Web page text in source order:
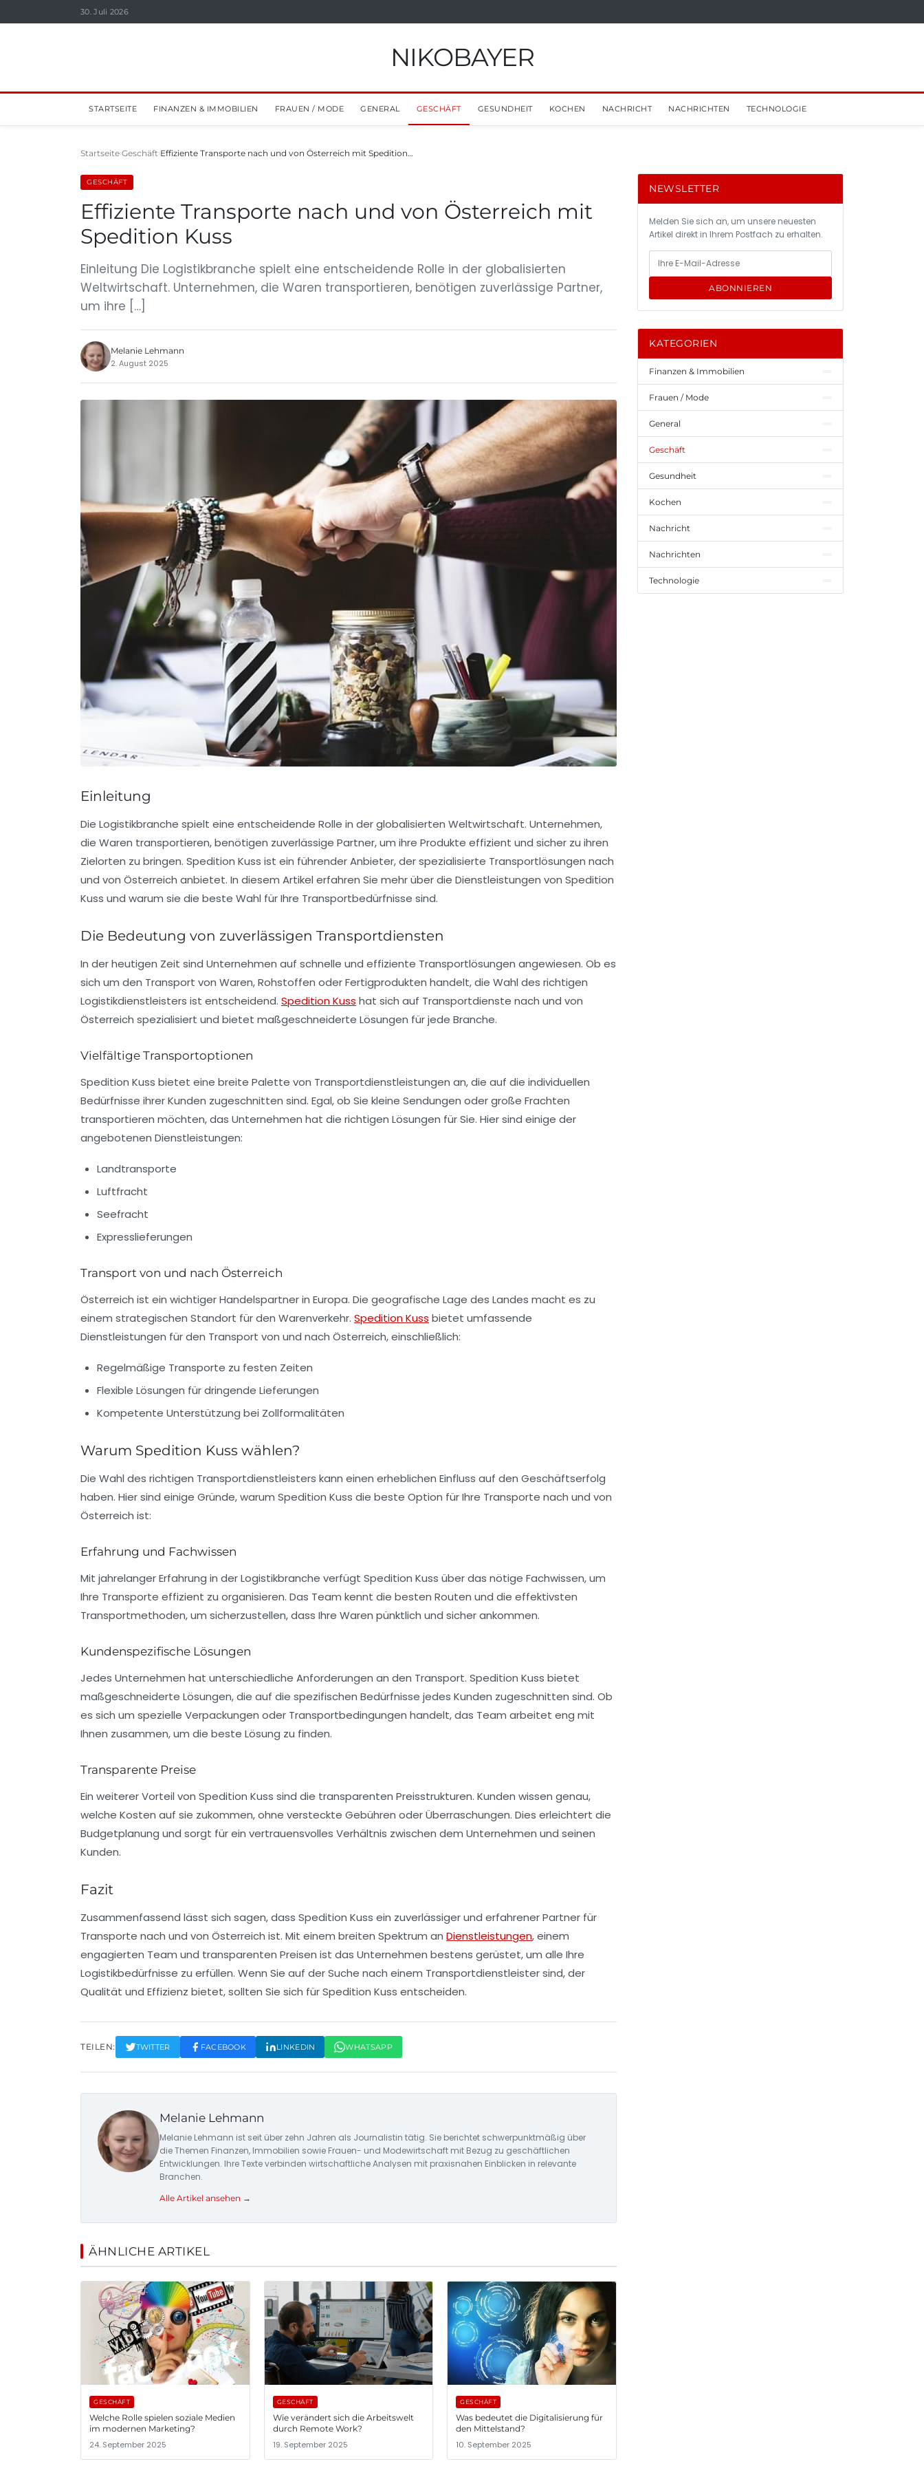
30. Juli 2026
NIKOBAYER
STARTSEITE FINANZEN & IMMOBILIEN FRAUEN / MODE GENERAL GESCHÄFT GESUNDHEIT KOCHEN NACHRICHT NACHRICHTEN TECHNOLOGIE
Startseite Geschäft Effiziente Transporte nach und von Österreich mit Spedition…
GESCHÄFT
Effiziente Transporte nach und von Österreich mit
Spedition Kuss
Einleitung Die Logistikbranche spielt eine entscheidende Rolle in der globalisierten
Weltwirtschaft. Unternehmen, die Waren transportieren, benötigen zuverlässige Partner,
um ihre […]
Melanie Lehmann
2. August 2025
Einleitung
Die Logistikbranche spielt eine entscheidende Rolle in der globalisierten Weltwirtschaft. Unternehmen,
die Waren transportieren, benötigen zuverlässige Partner, um ihre Produkte effizient und sicher zu ihren
Zielorten zu bringen. Spedition Kuss ist ein führender Anbieter, der spezialisierte Transportlösungen nach
und von Österreich anbietet. In diesem Artikel erfahren Sie mehr über die Dienstleistungen von Spedition
Kuss und warum sie die beste Wahl für Ihre Transportbedürfnisse sind.
Die Bedeutung von zuverlässigen Transportdiensten
In der heutigen Zeit sind Unternehmen auf schnelle und effiziente Transportlösungen angewiesen. Ob es
sich um den Transport von Waren, Rohstoffen oder Fertigprodukten handelt, die Wahl des richtigen
Logistikdienstleisters ist entscheidend. Spedition Kuss hat sich auf Transportdienste nach und von
Österreich spezialisiert und bietet maßgeschneiderte Lösungen für jede Branche.
Vielfältige Transportoptionen
Spedition Kuss bietet eine breite Palette von Transportdienstleistungen an, die auf die individuellen
Bedürfnisse ihrer Kunden zugeschnitten sind. Egal, ob Sie kleine Sendungen oder große Frachten
transportieren möchten, das Unternehmen hat die richtigen Lösungen für Sie. Hier sind einige der
angebotenen Dienstleistungen:
Landtransporte
Luftfracht
Seefracht
Expresslieferungen
Transport von und nach Österreich
Österreich ist ein wichtiger Handelspartner in Europa. Die geografische Lage des Landes macht es zu
einem strategischen Standort für den Warenverkehr. Spedition Kuss bietet umfassende
Dienstleistungen für den Transport von und nach Österreich, einschließlich:
Regelmäßige Transporte zu festen Zeiten
Flexible Lösungen für dringende Lieferungen
Kompetente Unterstützung bei Zollformalitäten
Warum Spedition Kuss wählen?
Die Wahl des richtigen Transportdienstleisters kann einen erheblichen Einfluss auf den Geschäftserfolg
haben. Hier sind einige Gründe, warum Spedition Kuss die beste Option für Ihre Transporte nach und von
Österreich ist:
Erfahrung und Fachwissen
Mit jahrelanger Erfahrung in der Logistikbranche verfügt Spedition Kuss über das nötige Fachwissen, um
Ihre Transporte effizient zu organisieren. Das Team kennt die besten Routen und die effektivsten
Transportmethoden, um sicherzustellen, dass Ihre Waren pünktlich und sicher ankommen.
Kundenspezifische Lösungen
Jedes Unternehmen hat unterschiedliche Anforderungen an den Transport. Spedition Kuss bietet
maßgeschneiderte Lösungen, die auf die spezifischen Bedürfnisse jedes Kunden zugeschnitten sind. Ob
es sich um spezielle Verpackungen oder Transportbedingungen handelt, das Team arbeitet eng mit
Ihnen zusammen, um die beste Lösung zu finden.
Transparente Preise
Ein weiterer Vorteil von Spedition Kuss sind die transparenten Preisstrukturen. Kunden wissen genau,
welche Kosten auf sie zukommen, ohne versteckte Gebühren oder Überraschungen. Dies erleichtert die
Budgetplanung und sorgt für ein vertrauensvolles Verhältnis zwischen dem Unternehmen und seinen
Kunden.
Fazit
Zusammenfassend lässt sich sagen, dass Spedition Kuss ein zuverlässiger und erfahrener Partner für
Transporte nach und von Österreich ist. Mit einem breiten Spektrum an Dienstleistungen, einem
engagierten Team und transparenten Preisen ist das Unternehmen bestens gerüstet, um alle Ihre
Logistikbedürfnisse zu erfüllen. Wenn Sie auf der Suche nach einem Transportdienstleister sind, der
Qualität und Effizienz bietet, sollten Sie sich für Spedition Kuss entscheiden.
TEILEN: TWITTER FACEBOOK LINKEDIN WHATSAPP
Melanie Lehmann
Melanie Lehmann ist seit über zehn Jahren als Journalistin tätig. Sie berichtet schwerpunktmäßig über
die Themen Finanzen, Immobilien sowie Frauen- und Modewirtschaft mit Bezug zu geschäftlichen
Entwicklungen. Ihre Texte verbinden wirtschaftliche Analysen mit praxisnahen Einblicken in relevante
Branchen.
Alle Artikel ansehen →
ÄHNLICHE ARTIKEL
GESCHÄFT
Welche Rolle spielen soziale Medien
im modernen Marketing?
24. September 2025
GESCHÄFT
Wie verändert sich die Arbeitswelt
durch Remote Work?
19. September 2025
GESCHÄFT
Was bedeutet die Digitalisierung für
den Mittelstand?
10. September 2025
NEWSLETTER
Melden Sie sich an, um unsere neuesten
Artikel direkt in Ihrem Postfach zu erhalten.
ABONNIEREN
KATEGORIEN
Finanzen & Immobilien
Frauen / Mode
General
Geschäft
Gesundheit
Kochen
Nachricht
Nachrichten
Technologie